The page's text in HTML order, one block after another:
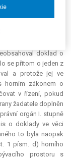
tj. do 1. 2. 2002,
dne 13. 8. 2014
doklad o
se přitom o jeden z
a protože jej ve
horním zákonem o
v řízení, pokud
žadatele doplněn
orgán I. stupně
o doklady ve věci
to byla naopak
1 písm. d) horního
prostoru s